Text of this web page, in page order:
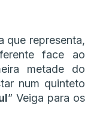
que representa,
face ao
metade do
num quinteto
” Veiga para os